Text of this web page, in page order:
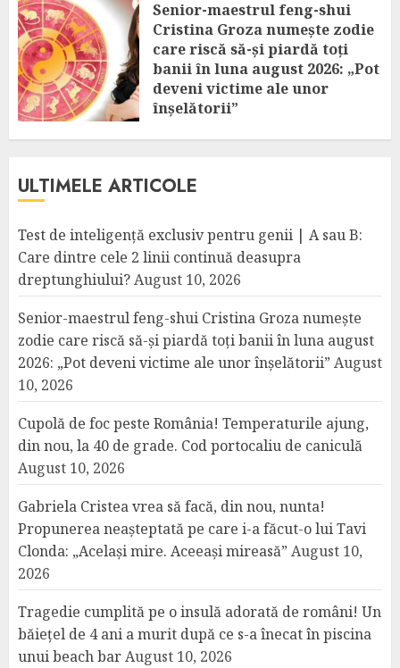
Senior-maestrul feng-shui
Cristina Groza numește zodie
care riscă să-și piardă toți
banii în luna august 2026: „Pot
deveni victime ale unor
înșelătorii”
ULTIMELE ARTICOLE
Test de inteligență exclusiv pentru genii | A sau B:
Care dintre cele 2 linii continuă deasupra
dreptunghiului?August 10, 2026
Senior-maestrul feng-shui Cristina Groza numește
zodie care riscă să-și piardă toți banii în luna august
2026: „Pot deveni victime ale unor înșelătorii” August
10, 2026
Cupolă de foc peste România! Temperaturile ajung,
din nou, la 40 de grade. Cod portocaliu de caniculă
August 10, 2026
Gabriela Cristea vrea să facă, din nou, nunta!
Propunerea neașteptată pe care i-a făcut-o lui Tavi
Clonda: „Același mire. Aceeași mireasă” August 10,
2026
Tragedie cumplită pe o insulă adorată de români! Un
băiețel de 4 ani a murit după ce s-a înecat în piscina
unui beach barAugust 10, 2026